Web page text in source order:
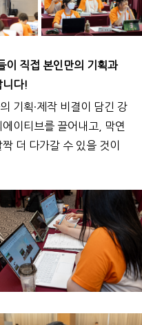
이 직접 본인만의 기획과
니다!
기획·제작 비결이 담긴 강
이티브를 끌어내고, 막연
더 다가갈 수 있을 것이